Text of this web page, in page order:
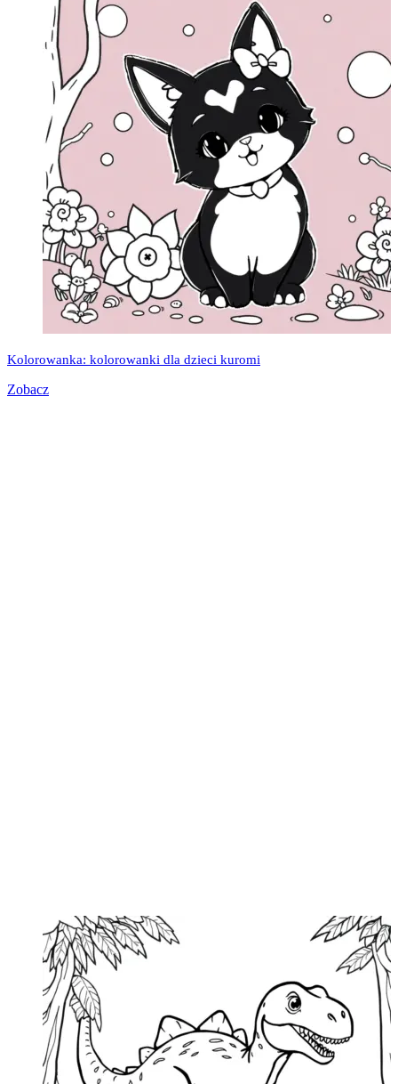
Kolorowanka: kolorowanki dla dzieci kuromi
Zobacz